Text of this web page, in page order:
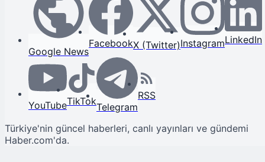
Google News
FacebookX (Twitter)InstagramLinkedIn
YouTubeTikTokTelegram
RSS
Türkiye'nin güncel haberleri, canlı yayınları ve gündemi
Haber.com'da.